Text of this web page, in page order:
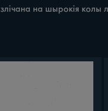
на шырокія колы